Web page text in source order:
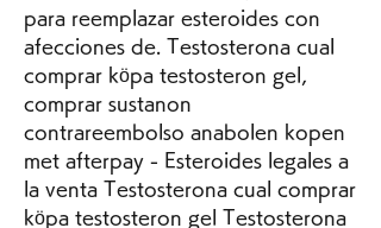
para reemplazar esteroides con
afecciones de. Testosterona cual
comprar köpa testosteron gel,
comprar sustanon
contrareembolso anabolen kopen
met afterpay - Esteroides legales a
la venta Testosterona cual comprar
köpa testosteron gel Testosterona